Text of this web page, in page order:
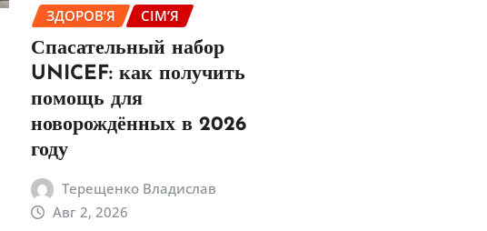
ЗДОРОВ’Я СІМ’Я
Спасательный набор
UNICEF: как получить
помощь для
новорождённых в 2026
году
Терещенко Владислав
Авг 2, 2026